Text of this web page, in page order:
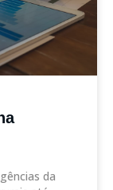
da